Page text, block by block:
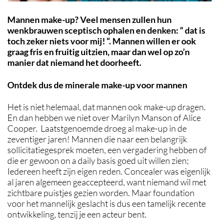
Mannen make-up? Veel mensen zullen hun
wenkbrauwen sceptisch ophalen en denken: “ dat is
toch zeker niets voor mij! “. Mannen willen er ook
graag fris en fruitig uitzien, maar dan wel op zo’n
manier dat niemand het doorheeft.
Ontdek dus de minerale make-up voor mannen
Het is niet helemaal, dat mannen ook make-up dragen.
En dan hebben we niet over Marilyn Manson of Alice
Cooper. Laatstgenoemde droeg al make-up in de
zeventiger jaren! Mannen die naar een belangrijk
sollicitatiegesprek moeten, een vergadering hebben of
die er gewoon on a daily basis goed uit willen zien;
Iedereen heeft zijn eigen reden. Concealer was eigenlijk
al jaren algemeen geaccepteerd, want niemand wil met
zichtbare puistjes gezien worden. Maar foundation
voor het mannelijk geslacht is dus een tamelijk recente
ontwikkeling, tenzij je een acteur bent.